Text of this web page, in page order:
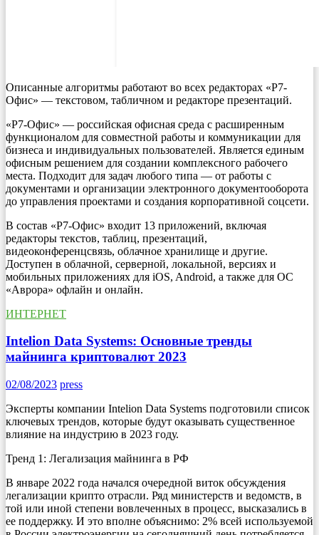
Описанные алгоритмы работают во всех редакторах «Р7-
Офис» — текстовом, табличном и редакторе презентаций.
«Р7-Офис» — российская офисная среда с расширенным
функционалом для совместной работы и коммуникации для
бизнеса и индивидуальных пользователей. Является единым
офисным решением для создании комплексного рабочего
места. Подходит для задач любого типа — от работы с
документами и организации электронного документооборота
до управления проектами и создания корпоративной соцсети.
В состав «Р7-Офис» входит 13 приложений, включая
редакторы текстов, таблиц, презентаций,
видеоконференцсвязь, облачное хранилище и другие.
Доступен в облачной, серверной, локальной, версиях и
мобильных приложениях для iOS, Android, а также для ОС
«Аврора» офлайн и онлайн.
ИНТЕРНЕТ
Intelion Data Systems: Основные тренды
майнинга криптовалют 2023
02/08/2023 press
Эксперты компании Intelion Data Systems подготовили список
ключевых трендов, которые будут оказывать существенное
влияние на индустрию в 2023 году.
Тренд 1: Легализация майнинга в РФ
В январе 2022 года начался очередной виток обсуждения
легализации крипто отрасли. Ряд министерств и ведомств, в
той или иной степени вовлеченных в процесс, высказались в
ее поддержку. И это вполне объяснимо: 2% всей используемой